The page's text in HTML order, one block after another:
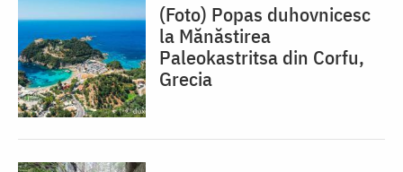
(Foto) Popas duhovnicesc
la Mănăstirea
Paleokastritsa din Corfu,
Grecia